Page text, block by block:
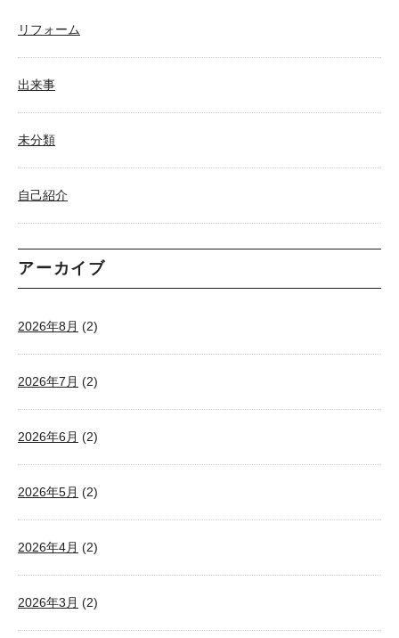
リフォーム
出来事
未分類
自己紹介
アーカイブ
2026年8月 (2)
2026年7月 (2)
2026年6月 (2)
2026年5月 (2)
2026年4月 (2)
2026年3月 (2)